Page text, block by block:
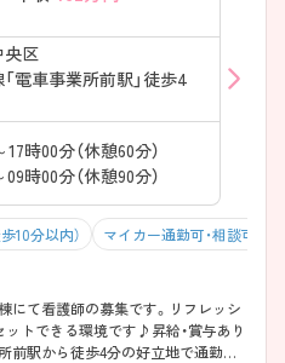
央区
電車事業所前駅」徒歩4
時00分（休憩60分）
時00分（休憩90分）
10分以内） マイカー通勤可・相談可
にて看護師の募集です。リフレッシ
トできる環境です♪昇給・賞与あり
駅から徒歩4分の好立地で通勤ラ